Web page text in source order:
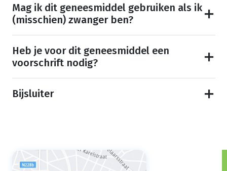
Mag ik dit geneesmiddel gebruiken als ik
(misschien) zwanger ben?
Heb je voor dit geneesmiddel een
voorschrift nodig?
Bijsluiter